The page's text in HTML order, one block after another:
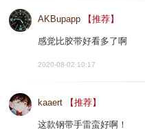
AKBupapp 【推荐】
感觉比胶带好看多了啊
2020-08-02 10:17
kaaert 【推荐】
这款钢带手雷蛮好啊！